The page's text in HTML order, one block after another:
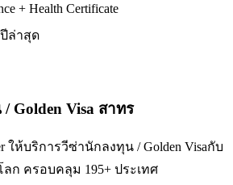
+ Health Certificate
ปีล่าสุด
Golden Visa สาทร
ให้บริการวีซ่านักลงทุน / Golden Visaกับ
ก ครอบคลุม 195+ ประเทศ